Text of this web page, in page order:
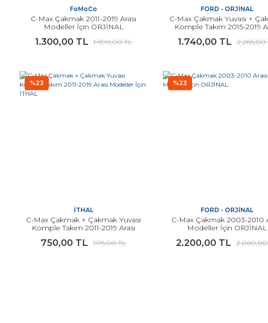
FoMoCo
C-Max Çakmak 2011-2019 Arası
Modeller İçin ORJİNAL
1.300,00 TL 1.690,00 TL
FORD - ORJİNAL
C-Max Çakmak Yuvası +
Komple Takım 2015-2019
1.740,00 TL 2.265,00
%23
İTHAL
C-Max Çakmak + Çakmak Yuvası
Komple Takım 2011-2019 Arası
750,00 TL 975,00 TL
%23
FORD - ORJİNAL
C-Max Çakmak 2003-2010
Modeller İçin ORJİNAL
2.200,00 TL